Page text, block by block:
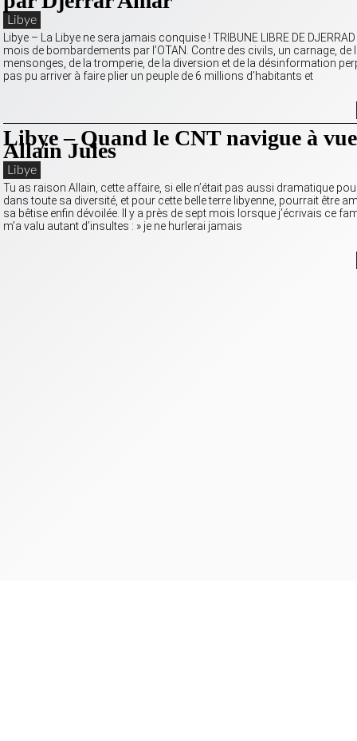
Libye
Libye – La Libye ne sera jamais conquise ! TRIBUNE LIBRE DE
mois de bombardements par l’OTAN. Contre des civils, un carnage, de
mensonges, de la tromperie, de la diversion et de la désinformation
pas pu arriver à faire plier un peuple de 6 millions d’habitants et
Libye – Quand le CNT navigue à
Allain Jules
Libye
Tu as raison Allain, cette affaire, si elle n’était pas aussi dramatique
dans toute sa diversité, et pour cette belle terre libyenne, pourrait être
sa bêtise enfin dévoilée. Il y a près de sept mois lorsque j’écrivais ce
m’a valu autant d’insultes : » je ne hurlerai jamais